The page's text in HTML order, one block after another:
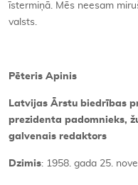
īstermiņā. Mēs neesam
valsts.
Pēteris Apinis
Latvijas Ārstu biedrības
prezidenta padomnieks,
galvenais redaktors
Dzimis: 1958. gada 25.